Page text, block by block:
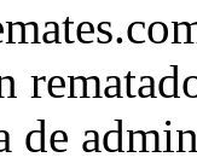
de